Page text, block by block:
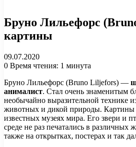
Бруно Лильефорс
картины
09.07.2020
0 Время чтения: 1 минута
Бруно Лильефорс (Bruno Liljefors) —
анималист. Стал очень знаменитым
необычайно выразительной технике
животных и дикой природы. Картины
известных музеях мира. Его звери и
среде не раз печатались в различных
также на открытках, постерах и так